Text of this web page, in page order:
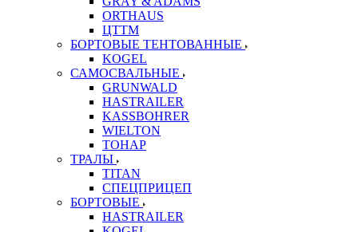
ORTHAUS
ЦТТМ
БОРТОВЫЕ ТЕНТОВАННЫЕ
KOGEL
САМОСВАЛЬНЫЕ
GRUNWALD
HASTRAILER
KASSBOHRER
WIELTON
ТОНАР
ТРАЛЫ
TITAN
СПЕЦПРИЦЕП
БОРТОВЫЕ
HASTRAILER